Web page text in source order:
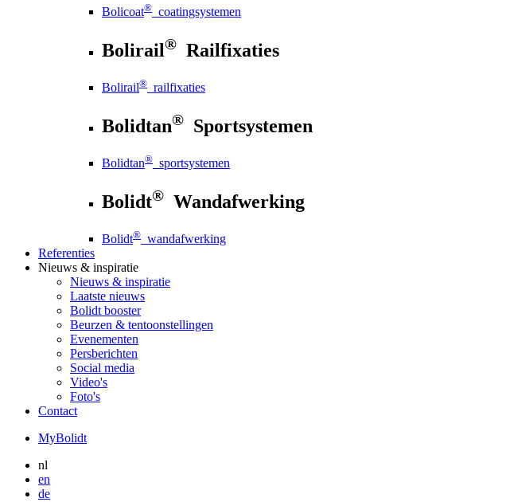
Bolicoat® coatingsystemen
Bolirail® Railfixaties
Bolirail® railfixaties
Bolidtan® Sportsystemen
Bolidtan® sportsystemen
Bolidt® Wandafwerking
Bolidt® wandafwerking
Referenties
Nieuws & inspiratie
Nieuws & inspiratie
Laatste nieuws
Bolidt booster
Beurzen & tentoonstellingen
Evenementen
Persberichten
Social media
Video's
Foto's
Contact
MyBolidt
nl
en
de